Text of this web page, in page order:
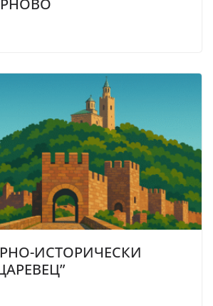
ИСТОРИЧЕСКИ